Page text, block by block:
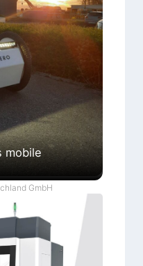
mobile
GmbH